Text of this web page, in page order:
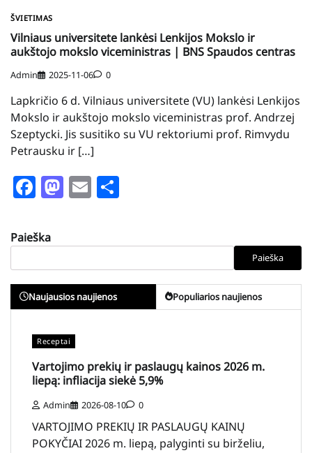
ŠVIETIMAS
Vilniaus universitete lankėsi Lenkijos Mokslo ir
aukštojo mokslo viceministras | BNS Spaudos centras
Admin 2025-11-06 0
Lapkričio 6 d. Vilniaus universitete (VU) lankėsi Lenkijos
Mokslo ir aukštojo mokslo viceministras prof. Andrzej
Szeptycki. Jis susitiko su VU rektoriumi prof. Rimvydu
Petrausku ir […]
Facebook
Mastodon
Email
Paieška
Paieška
Naujausios naujienos Populiarios naujienos
Receptai
Vartojimo prekių ir paslaugų kainos 2026 m.
liepą: infliacija siekė 5,9%
Admin 2026-08-10 0
VARTOJIMO PREKIŲ IR PASLAUGŲ KAINŲ
POKYČIAI 2026 m. liepą, palyginti su birželiu,